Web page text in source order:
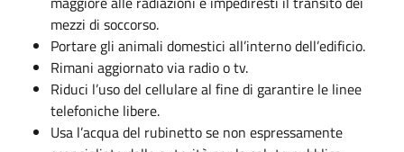
mezzi di soccorso.
Portare gli animali domestici all’interno dell’edificio.
Rimani aggiornato via radio o tv.
Riduci l’uso del cellulare al fine di garantire le linee
telefoniche libere.
Usa l’acqua del rubinetto se non espressamente